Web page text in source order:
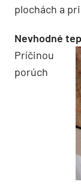
plochách a
Nevhodné
Príčinou
porúch